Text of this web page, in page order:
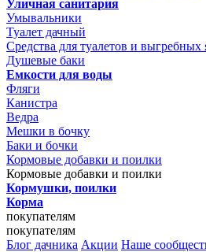
Уличная санитария
Умывальники
Туалет дачный
Средства для туалетов и выгребных
Душевые баки
Емкости для воды
Фляги
Канистра
Ведра
Мешки в бочку
Баки и бочки
Кормовые добавки и поилки
Кормовые добавки и поилки
Кормушки, поилки
Корма
покупателям
покупателям
Блог дачника Акции Наше